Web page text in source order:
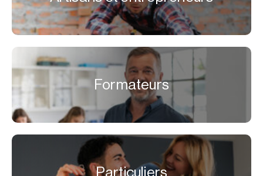
Formateurs
Particuliers